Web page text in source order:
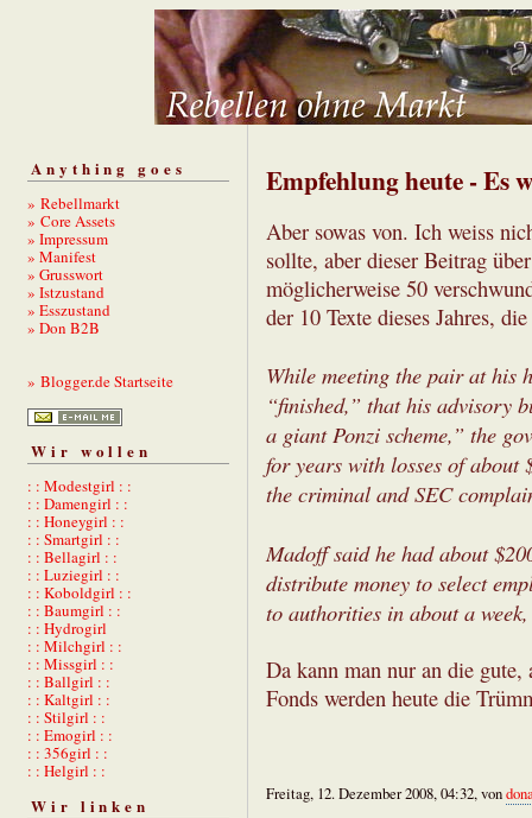
Anything goes
» Rebellmarkt
» Core Assets
» Impressum
» Manifest
» Grusswort
» Istzustand
» Esszustand
» Don B2B
» Blogger.de Startseite
Wir wollen
: : Modestgirl : :
: : Damengirl : :
: : Honeygirl : :
: : Smartgirl : :
: : Bellagirl : :
: : Luziegirl : :
: : Koboldgirl : :
: : Baumgirl : :
: : Hydrogirl
: : Milchgirl : :
: : Missgirl : :
: : Ballgirl : :
: : Kaltgirl : :
: : Stilgirl : :
: : Emogirl : :
: : 356girl : :
: : Helgirl : :
Wir linken
Empfehlung heute - Es
Aber sowas von. Ich weiss
sollte, aber dieser Beitrag
möglicherweise 50
der 10 Texte dieses Jahres,
While meeting the pair at his
“finished,” that his advisory
a giant Ponzi scheme,” the
for years with losses of
the criminal and SEC
Madoff said he had about
distribute money to select
to authorities in about a
Da kann man nur an die
Fonds werden heute die
Freitag, 12. Dezember 2008, 04:32, von